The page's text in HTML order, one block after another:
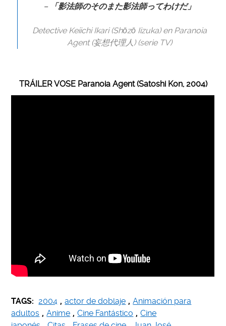
–
「影法師のそのまた影法師ってわけだ」
Detective Keiichi Ikari (Shōzō Iizuka) en Paranoia
Agent (妄想代理人) (serie TV)
TRÁILER VOSE Paranoia Agent (Satoshi Kon, 2004)
TAGS: 2004 , actor de doblaje , Animación para
adultos , Anime , Cine Fantástico , Cine